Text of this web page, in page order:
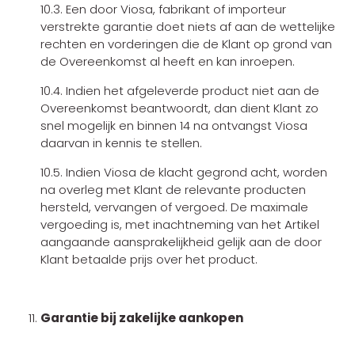
10.3. Een door Viosa, fabrikant of importeur
verstrekte garantie doet niets af aan de wettelijke
rechten en vorderingen die de Klant op grond van
de Overeenkomst al heeft en kan inroepen.
10.4. Indien het afgeleverde product niet aan de
Overeenkomst beantwoordt, dan dient Klant zo
snel mogelijk en binnen 14 na ontvangst Viosa
daarvan in kennis te stellen.
10.5. Indien Viosa de klacht gegrond acht, worden
na overleg met Klant de relevante producten
hersteld, vervangen of vergoed. De maximale
vergoeding is, met inachtneming van het Artikel
aangaande aansprakelijkheid gelijk aan de door
Klant betaalde prijs over het product.
Garantie bij zakelijke aankopen